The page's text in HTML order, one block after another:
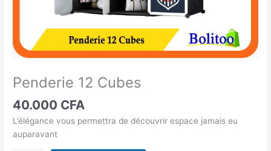
Penderie 12 Cubes
40.000 CFA
L’élégance vous permettra de découvrir espace jamais eu
auparavant